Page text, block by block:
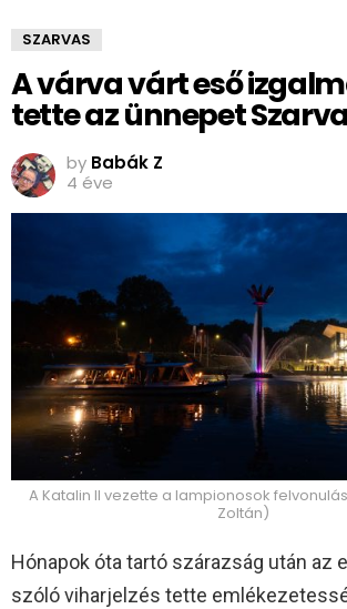
SZARVAS
A várva várt eső
tette az ünnepet
by Babák Z
4 éve
A Katalin II vezette a lampionosok
Zoltán)
Hónapok óta tartó szárazság után az
szóló viharjelzés tette